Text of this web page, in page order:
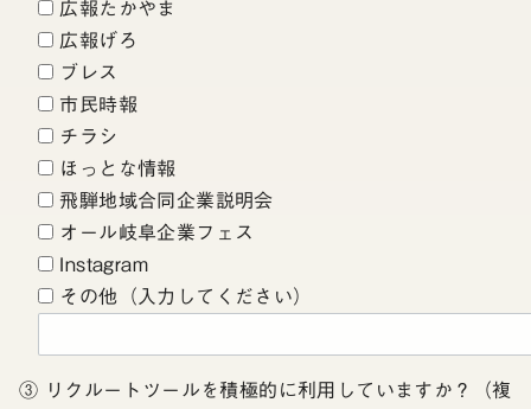
広報たかやま
広報げろ
ブレス
市民時報
チラシ
ほっとな情報
飛騨地域合同企業説明会
オール岐阜企業フェス
Instagram
その他（入力してください）
③ リクルートツールを積極的に利用していますか？（複